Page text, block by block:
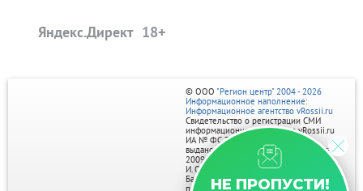
Яндекс.Директ
НЕ ПРОПУСТИ!
© ООО "Регион центр" 2004 - 2026
Информационное наполнение:
Информационное агентство vRossii.ru
Свидетельство о регистрации СМИ
информационного агентства vRossii.ru
ИА № ФС 77‑35502
выдано РОСКОМНАДЗОРом 04 марта
2009г.
И. О. Главного редактора Нарыков А. Н.
Баннеры на портале размещаются на
правах рекламы.